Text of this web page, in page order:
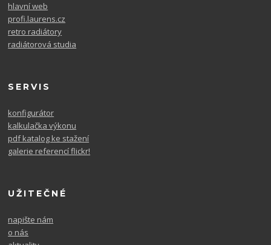
hlavní web
profi.laurens.cz
retro radiátory
radiátorová studia
SERVIS
konfigurátor
kalkulačka výkonu
pdf katalog ke stažení
galerie referencí flickr!
UŽITEČNÉ
napište nám
o nás